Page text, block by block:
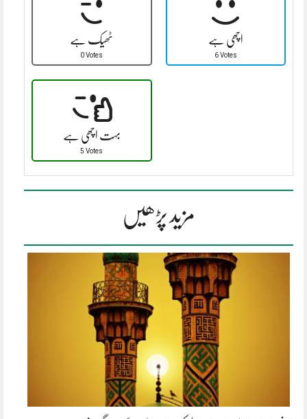
ٹھیک ہے
0 Votes
اچھی ہے
6 Votes
بہت اچھی ہے
5 Votes
مزید پڑھیں